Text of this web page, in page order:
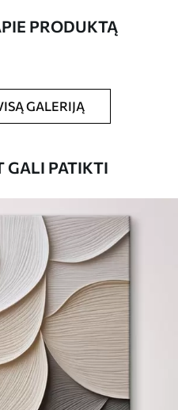
laku.
PRODUKTĄ
GALERIJĄ
GALI PATIKTI